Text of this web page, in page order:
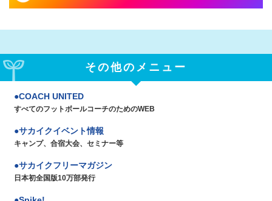
その他のメニュー
COACH UNITED
すべてのフットボールコーチのためのWEB
サカイクイベント情報
キャンプ、合宿大会、セミナー等
サカイクフリーマガジン
日本初全国版10万部発行